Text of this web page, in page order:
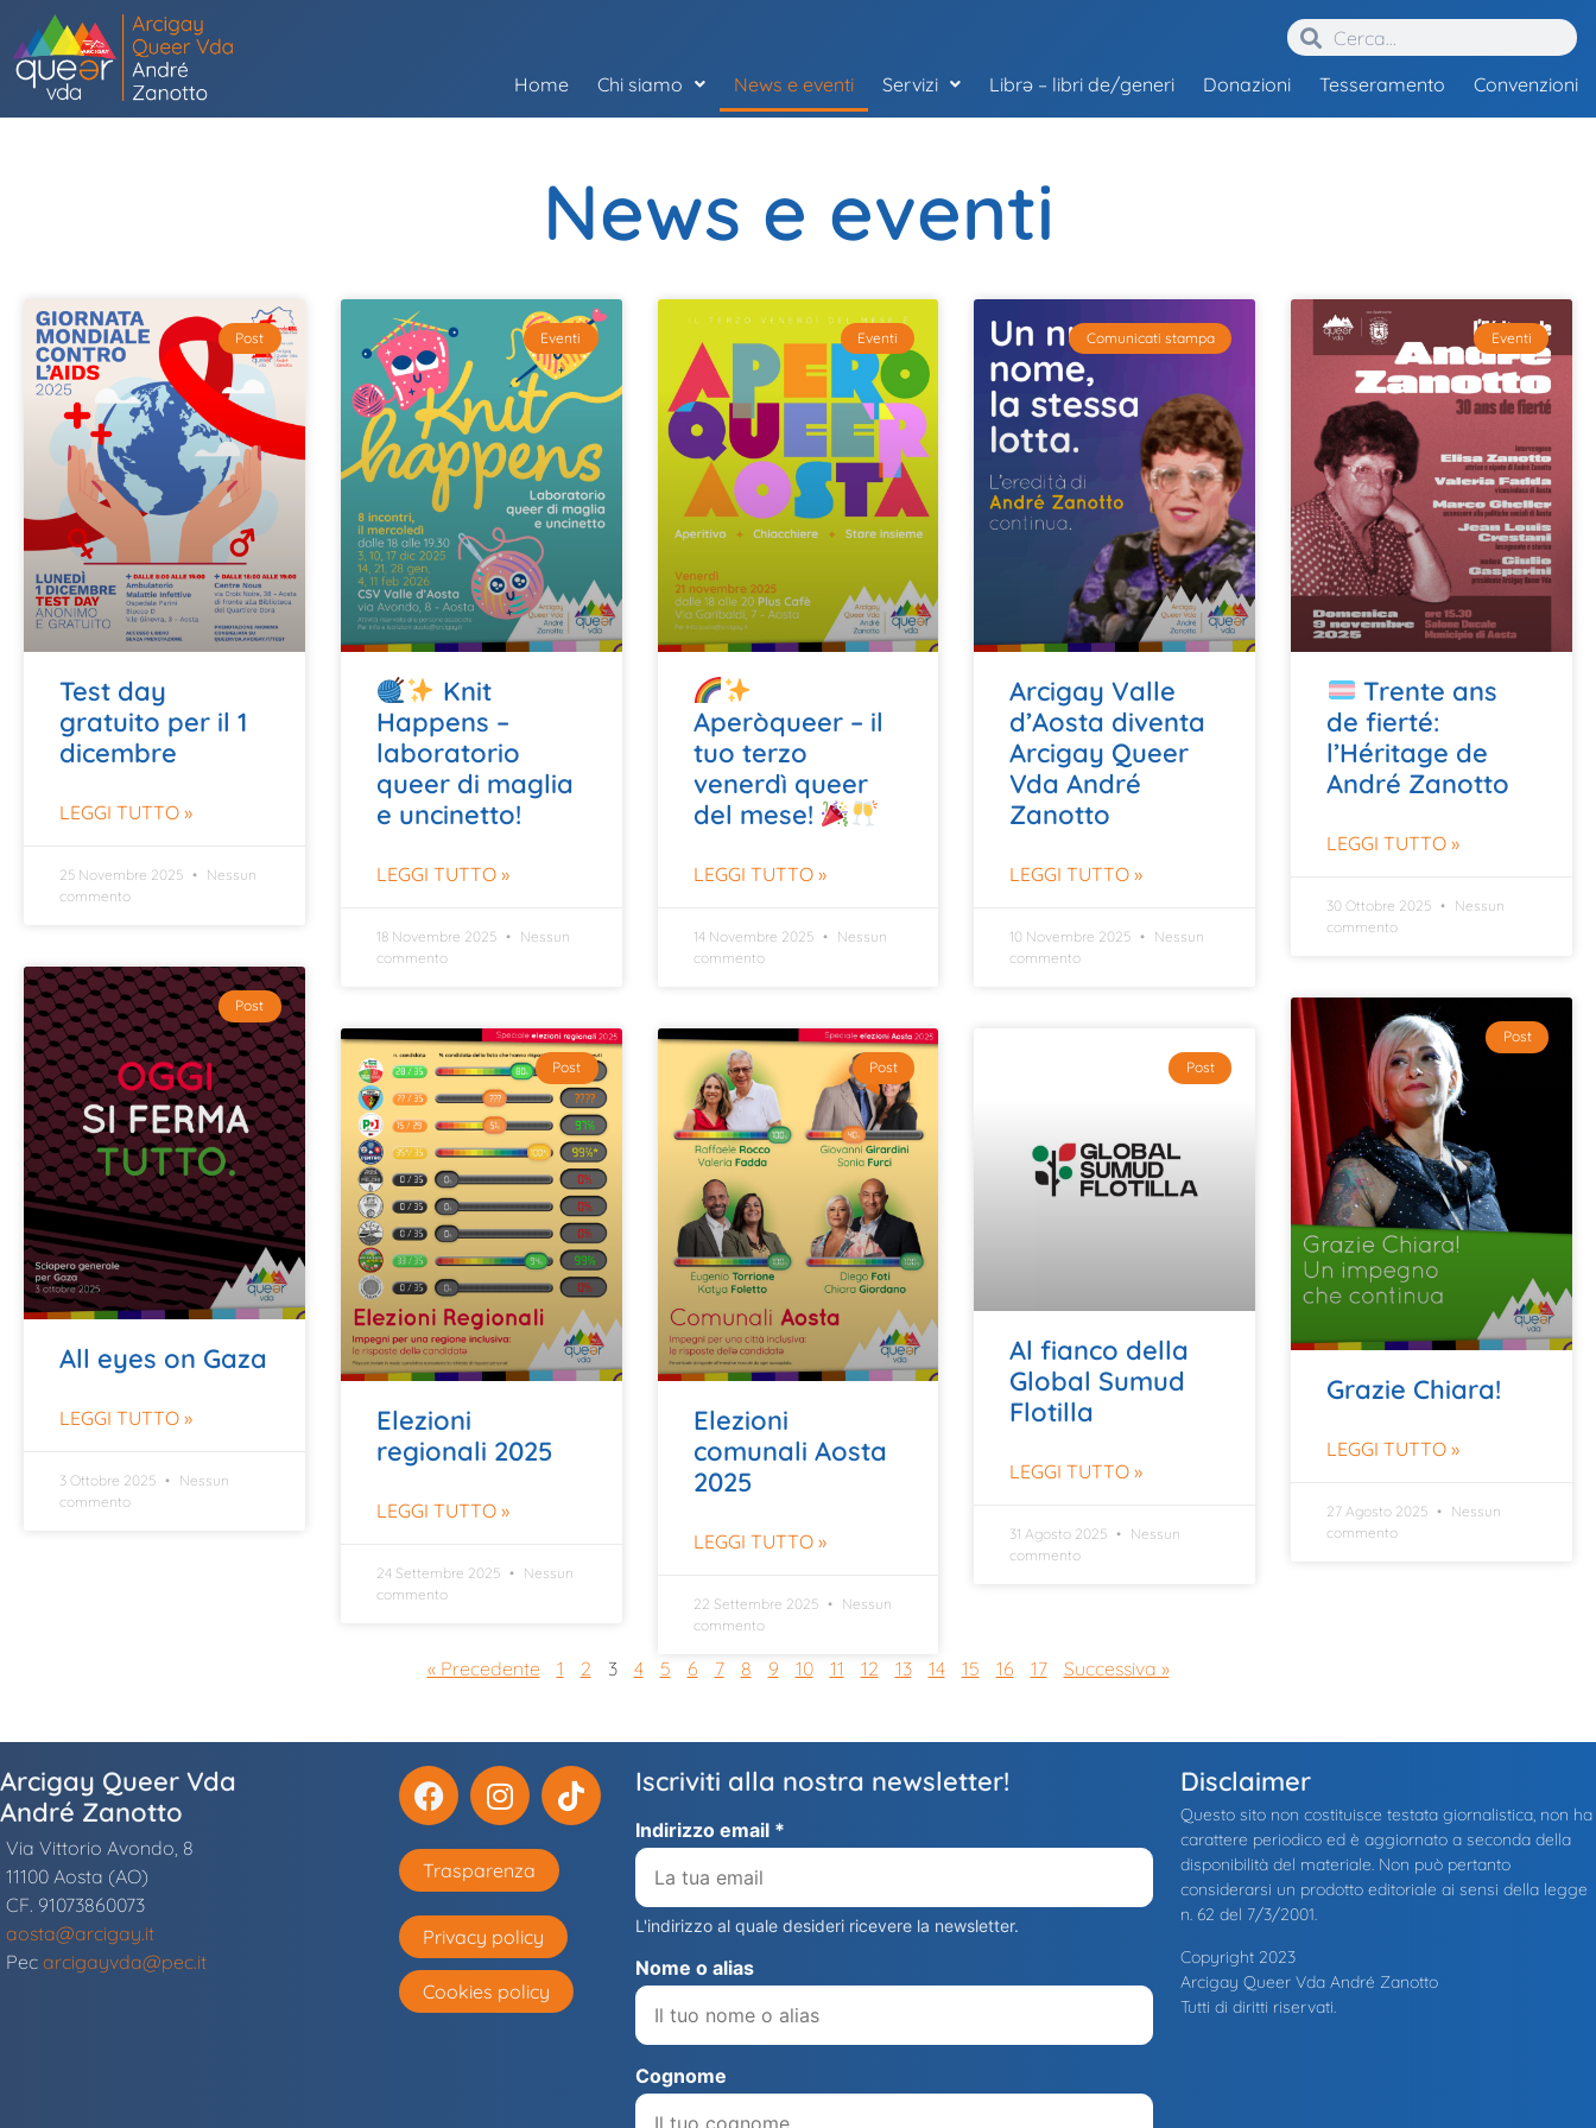
Home Chi siamo News e eventi Servizi Librə – libri de/generi Donazioni Tesseramento Convenzioni
News e eventi
Post
Test day
gratuito per il 1
dicembre
LEGGI TUTTO »
25 Novembre 2025
Nessun
commento
Eventi
Knit
Happens –
laboratorio
queer di maglia
e uncinetto!
LEGGI TUTTO »
18 Novembre 2025
Nessun
commento
Eventi
Aperòqueer – il
tuo terzo
venerdì queer
del mese!
LEGGI TUTTO »
14 Novembre 2025
Nessun
commento
Comunicati stampa
Arcigay Valle
d’Aosta diventa
Arcigay Queer
Vda André
Zanotto
LEGGI TUTTO »
10 Novembre 2025
Nessun
commento
Eventi
Trente ans
de fierté:
l’Héritage de
André Zanotto
LEGGI TUTTO »
30 Ottobre 2025
Nessun
commento
Post
All eyes on Gaza
LEGGI TUTTO »
3 Ottobre 2025
Nessun
commento
Post
Elezioni
regionali 2025
LEGGI TUTTO »
24 Settembre 2025
Nessun
commento
Post
Elezioni
comunali Aosta
2025
LEGGI TUTTO »
22 Settembre 2025
Nessun
commento
Post
Al fianco della
Global Sumud
Flotilla
LEGGI TUTTO »
31 Agosto 2025
Nessun
commento
Post
Grazie Chiara!
LEGGI TUTTO »
27 Agosto 2025
Nessun
commento
« Precedente 1 2 3 4 5 6 7 8 9 10 11 12 13 14 15 16 17 Successiva »
Arcigay Queer Vda
André Zanotto
Via Vittorio Avondo, 8
11100 Aosta (AO)
CF. 91073860073
aosta@arcigay.it
Pec arcigayvda@pec.it
Trasparenza
Privacy policy
Cookies policy
Iscriviti alla nostra newsletter!
Indirizzo email *
L'indirizzo al quale desideri ricevere la newsletter.
Nome o alias
Cognome
Disclaimer
Questo sito non costituisce testata giornalistica, non ha
carattere periodico ed è aggiornato a seconda della
disponibilità del materiale. Non può pertanto
considerarsi un prodotto editoriale ai sensi della legge
n. 62 del 7/3/2001.
Copyright 2023
Arcigay Queer Vda André Zanotto
Tutti di diritti riservati.